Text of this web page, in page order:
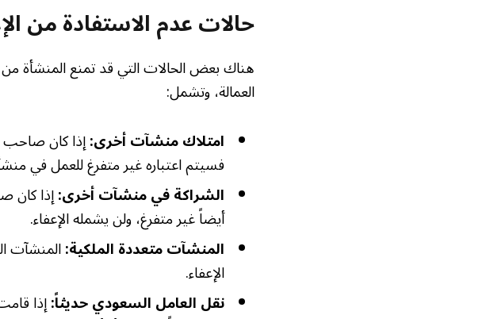
حالات عدم الاستفادة من
هناك بعض الحالات التي قد تمنع المنشأة
العمالة، وتشمل:
امتلاك منشآت أخرى:إذا كان صاحب
فسيتم اعتباره غير متفرغ للعمل في
الشراكة في منشآت أخرى:إذا كان
أيضاً غير متفرغ، ولن يشمله الإعفاء.
المنشآت متعددة الملكية:المنشآت
الإعفاء.
نقل العامل السعودي حديثاً:إذا